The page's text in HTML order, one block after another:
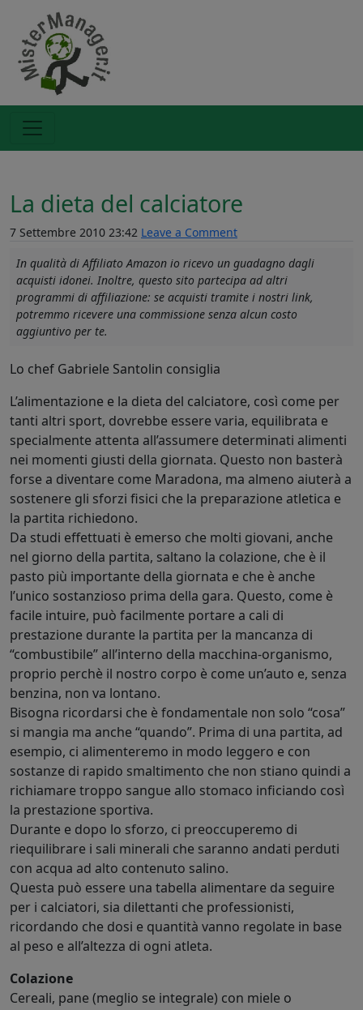
La dieta del calciatore
7 Settembre 2010 23:42 Leave a Comment
In qualità di Affiliato Amazon io ricevo un guadagno dagli
acquisti idonei. Inoltre, questo sito partecipa ad altri
programmi di affiliazione: se acquisti tramite i nostri link,
potremmo ricevere una commissione senza alcun costo
aggiuntivo per te.
Lo chef Gabriele Santolin consiglia
L’alimentazione e la dieta del calciatore, così come per
tanti altri sport, dovrebbe essere varia, equilibrata e
specialmente attenta all’assumere determinati alimenti
nei momenti giusti della giornata. Questo non basterà
forse a diventare come Maradona, ma almeno aiuterà a
sostenere gli sforzi fisici che la preparazione atletica e
la partita richiedono.
Da studi effettuati è emerso che molti giovani, anche
nel giorno della partita, saltano la colazione, che è il
pasto più importante della giornata e che è anche
l’unico sostanzioso prima della gara. Questo, come è
facile intuire, può facilmente portare a cali di
prestazione durante la partita per la mancanza di
“combustibile” all’interno della macchina-organismo,
proprio perchè il nostro corpo è come un’auto e, senza
benzina, non va lontano.
Bisogna ricordarsi che è fondamentale non solo “cosa”
si mangia ma anche “quando”. Prima di una partita, ad
esempio, ci alimenteremo in modo leggero e con
sostanze di rapido smaltimento che non stiano quindi a
richiamare troppo sangue allo stomaco inficiando così
la prestazione sportiva.
Durante e dopo lo sforzo, ci preoccuperemo di
riequilibrare i sali minerali che saranno andati perduti
con acqua ad alto contenuto salino.
Questa può essere una tabella alimentare da seguire
per i calciatori, sia dilettanti che professionisti,
ricordando che dosi e quantità vanno regolate in base
al peso e all’altezza di ogni atleta.
Colazione
Cereali, pane (meglio se integrale) con miele o